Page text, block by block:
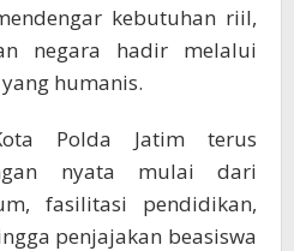
kebutuhan riil,
negara hadir melalui
humanis.
Polda Jatim terus
nyata mulai dari
fasilitasi pendidikan,
penjajakan beasiswa